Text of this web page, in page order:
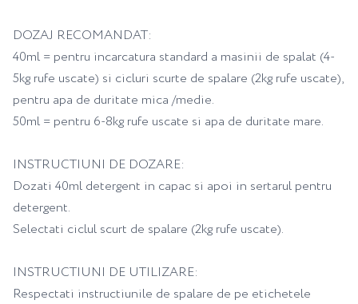
DOZAJ RECOMANDAT:
40ml = pentru incarcatura standard a masinii de spalat (4-
5kg rufe uscate) si cicluri scurte de spalare (2kg rufe uscate),
pentru apa de duritate mica /medie.
50ml = pentru 6-8kg rufe uscate si apa de duritate mare.
INSTRUCTIUNI DE DOZARE:
Dozati 40ml detergent in capac si apoi in sertarul pentru
detergent.
Selectati ciclul scurt de spalare (2kg rufe uscate).
INSTRUCTIUNI DE UTILIZARE:
Respectati instructiunile de spalare de pe etichetele